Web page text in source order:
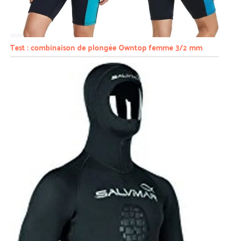
Test : combinaison de plongée Owntop femme 3/2 mm